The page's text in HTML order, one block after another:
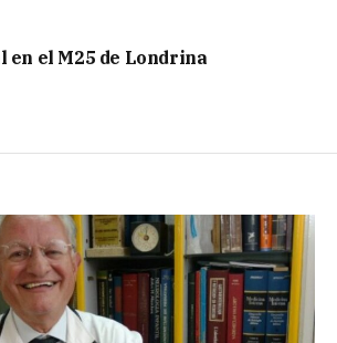
en el M25 de Londrina